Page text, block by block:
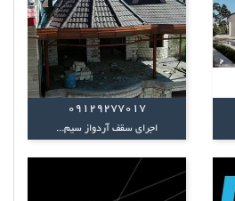
09129277017
اجرای سقف آردواز سیم...